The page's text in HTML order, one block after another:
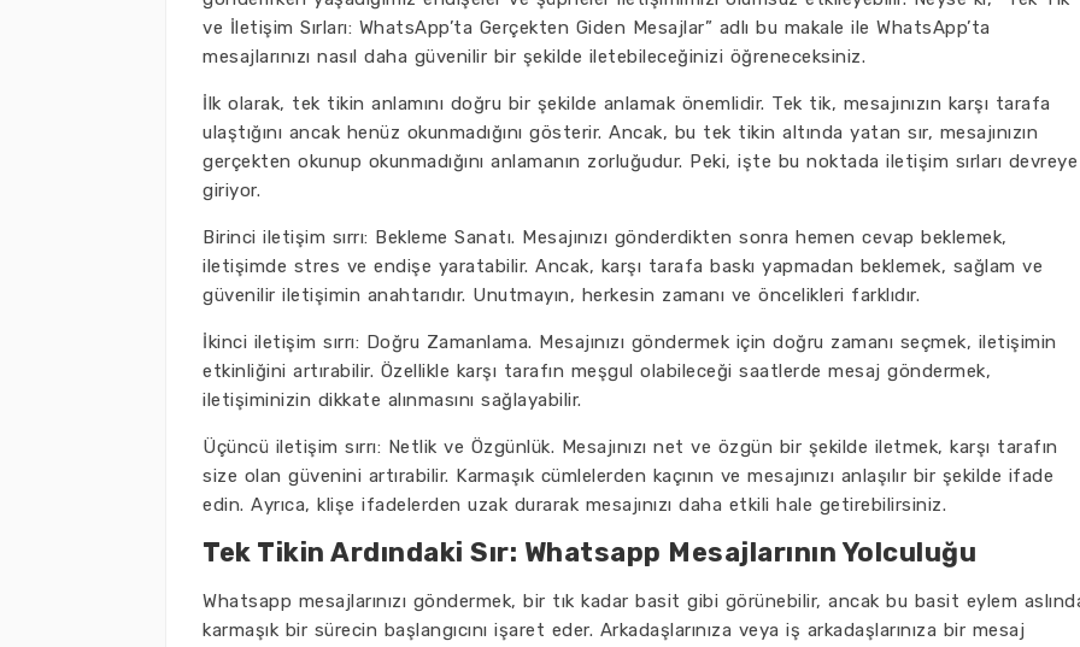
ve İletişim Sırları: WhatsApp’ta Gerçekten Giden Mesajlar” adlı bu makale ile WhatsApp’ta
mesajlarınızı nasıl daha güvenilir bir şekilde iletebileceğinizi öğreneceksiniz.
İlk olarak, tek tikin anlamını doğru bir şekilde anlamak önemlidir. Tek tik, mesajınızın karşı tarafa
ulaştığını ancak henüz okunmadığını gösterir. Ancak, bu tek tikin altında yatan sır, mesajınızın
gerçekten okunup okunmadığını anlamanın zorluğudur. Peki, işte bu noktada iletişim sırları devreye
giriyor.
Birinci iletişim sırrı: Bekleme Sanatı. Mesajınızı gönderdikten sonra hemen cevap beklemek,
iletişimde stres ve endişe yaratabilir. Ancak, karşı tarafa baskı yapmadan beklemek, sağlam ve
güvenilir iletişimin anahtarıdır. Unutmayın, herkesin zamanı ve öncelikleri farklıdır.
İkinci iletişim sırrı: Doğru Zamanlama. Mesajınızı göndermek için doğru zamanı seçmek, iletişimin
etkinliğini artırabilir. Özellikle karşı tarafın meşgul olabileceği saatlerde mesaj göndermek,
iletişiminizin dikkate alınmasını sağlayabilir.
Üçüncü iletişim sırrı: Netlik ve Özgünlük. Mesajınızı net ve özgün bir şekilde iletmek, karşı tarafın
size olan güvenini artırabilir. Karmaşık cümlelerden kaçının ve mesajınızı anlaşılır bir şekilde ifade
edin. Ayrıca, klişe ifadelerden uzak durarak mesajınızı daha etkili hale getirebilirsiniz.
Tek Tikin Ardındaki Sır: Whatsapp Mesajlarının Yolculuğu
Whatsapp mesajlarınızı göndermek, bir tık kadar basit gibi görünebilir, ancak bu basit eylem
karmaşık bir sürecin başlangıcını işaret eder. Arkadaşlarınıza veya iş arkadaşlarınıza bir mesaj